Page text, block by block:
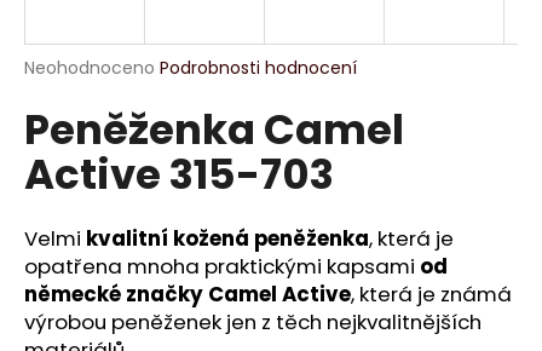
Průměrné
produktu
je
0,0
z
hvězdiček.
Neohodnoceno Podrobnosti hodnocení
Peněženka Camel
Active 315-703
Velmi kvalitní kožená peněženka, která je
opatřena mnoha praktickými kapsami od
německé značky Camel Active, která je známá
výrobou peněženek jen z těch nejkvalitnějších
j
t
?
HLEDAT